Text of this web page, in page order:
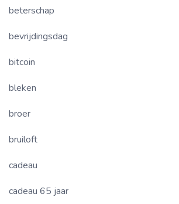
beterschap
bevrijdingsdag
bitcoin
bleken
broer
bruiloft
cadeau
cadeau 65 jaar